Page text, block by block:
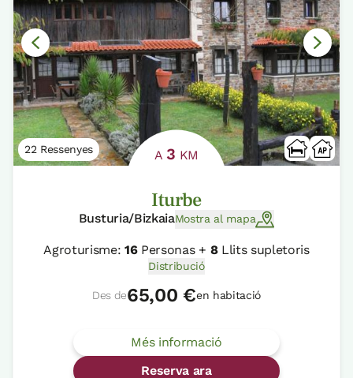
22 Ressenyes A 3 KM
Iturbe
Busturia/BizkaiaMostra al mapa
Agroturisme:16Personas + 8Llits supletoris
Distribució
Des de65,00 €en habitació
Més informació
Reserva ara